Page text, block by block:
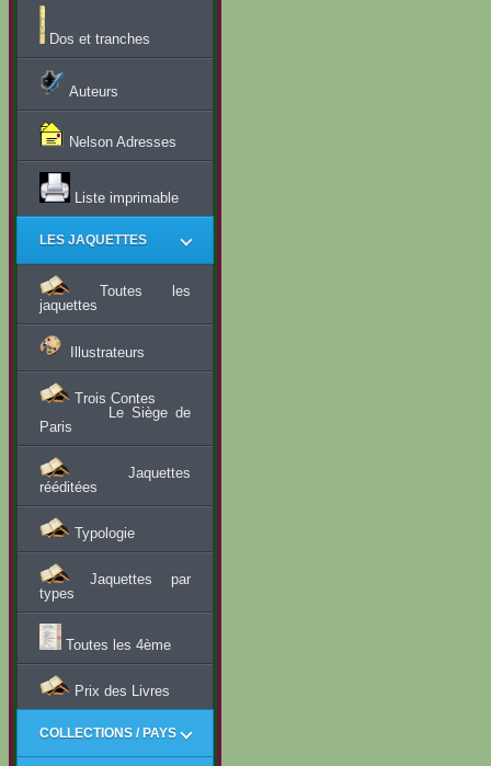
Dos et tranches
Auteurs
Nelson Adresses
Liste imprimable
LES JAQUETTES
Toutes les
jaquettes
Illustrateurs
Trois Contes
Le Siège de
Paris
Jaquettes
rééditées
Typologie
Jaquettes par
types
Toutes les 4ème
Prix des Livres
COLLECTIONS / PAYS